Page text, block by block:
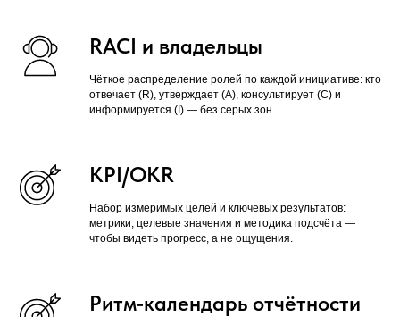
RACI и владельцы
Чёткое распределение ролей по каждой инициативе: кто
отвечает (R), утверждает (A), консультирует (C) и
информируется (I) — без серых зон.
KPI/OKR
Набор измеримых целей и ключевых результатов:
метрики, целевые значения и методика подсчёта —
чтобы видеть прогресс, а не ощущения.
Ритм‑календарь отчётности